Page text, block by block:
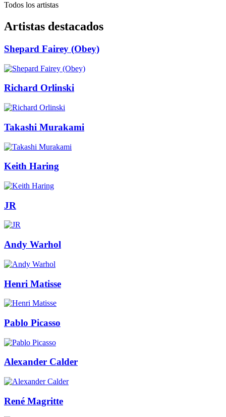
Todos los artistas
Artistas destacados
Shepard Fairey (Obey)
Richard Orlinski
Takashi Murakami
Keith Haring
JR
Andy Warhol
Henri Matisse
Pablo Picasso
Alexander Calder
René Magritte